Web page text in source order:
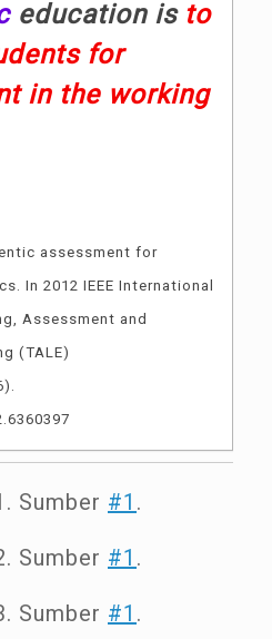
education is to
for
in the working
assessment for
In 2012 IEEE International
Assessment and
(TALE)
Sumber #1 .
Sumber #1 .
Sumber #1 .